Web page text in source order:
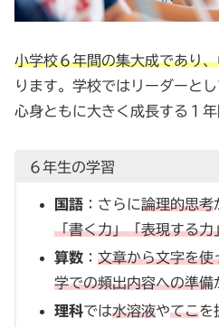
小学校６年間の集大成であり
ります。学校ではリーダーと
心身ともに大きく成長する１年
６年生の学習
国語：さらに論理的思考
「書く力」「表現する力
算数： 文章から文字を使
学での頻出内容への準備
理科では水溶液やてこを